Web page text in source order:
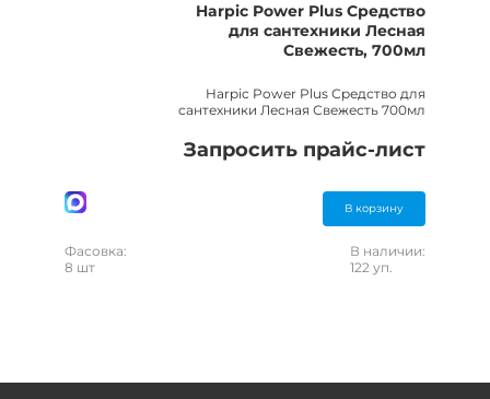
Harpic Power Plus Средство
для сантехники Лесная
Свежесть, 700мл
Harpic Power Plus Средство для
сантехники Лесная Свежесть 700мл
Запросить прайс-лист
В корзину
Фасовка:
8 шт
В наличии:
122 уп.